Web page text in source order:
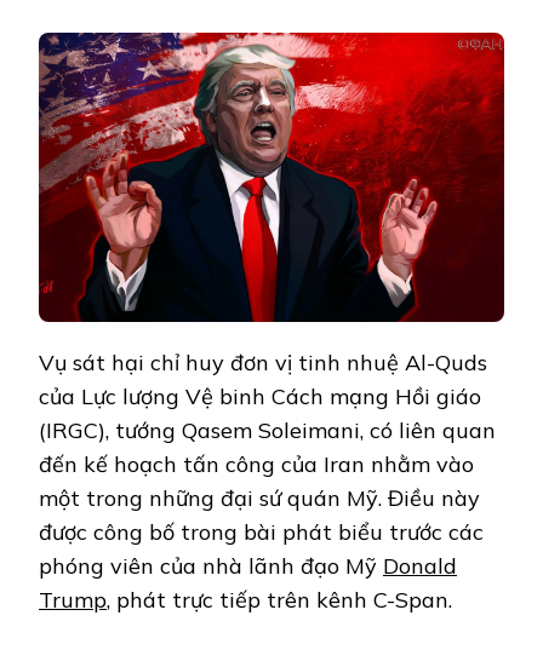
TRUMP:
ĐỊNH
‘THỔI
BAY’
ĐẠI
SỨ
Vụ sát hại chỉ huy đơn vị tinh nhuệ Al-Quds
của Lực lượng Vệ binh Cách mạng Hồi giáo
(IRGC), tướng Qasem Soleimani, có liên quan
đến kế hoạch tấn công của Iran nhằm vào
một trong những đại sứ quán Mỹ. Điều này
được công bố trong bài phát biểu trước các
phóng viên của nhà lãnh đạo Mỹ Donald
Trump, phát trực tiếp trên kênh C-Span.